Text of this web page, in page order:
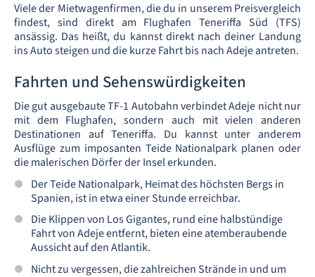
Viele der Mietwagenfirmen, die du in unserem Preisvergleich
findest, sind direkt am Flughafen Teneriffa Süd (TFS)
ansässig. Das heißt, du kannst direkt nach deiner Landung
ins Auto steigen und die kurze Fahrt bis nach Adeje antreten.
Fahrten und Sehenswürdigkeiten
Die gut ausgebaute TF-1 Autobahn verbindet Adeje nicht nur
mit dem Flughafen, sondern auch mit vielen anderen
Destinationen auf Teneriffa. Du kannst unter anderem
Ausflüge zum imposanten Teide Nationalpark planen oder
die malerischen Dörfer der Insel erkunden.
Der Teide Nationalpark, Heimat des höchsten Bergs in
Spanien, ist in etwa einer Stunde erreichbar.
Die Klippen von Los Gigantes, rund eine halbstündige
Fahrt von Adeje entfernt, bieten eine atemberaubende
Aussicht auf den Atlantik.
Nicht zu vergessen, die zahlreichen Strände in und um